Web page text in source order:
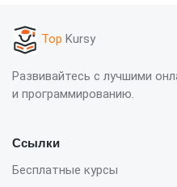
Top Kursy
Развивайтесь с лучшими
и программированию.
Ссылки
Бесплатные курсы